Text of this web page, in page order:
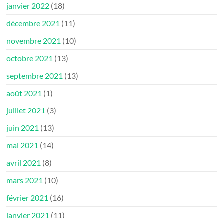
janvier 2022 (18)
décembre 2021 (11)
novembre 2021 (10)
octobre 2021 (13)
septembre 2021 (13)
août 2021 (1)
juillet 2021 (3)
juin 2021 (13)
mai 2021 (14)
avril 2021 (8)
mars 2021 (10)
février 2021 (16)
janvier 2021 (11)